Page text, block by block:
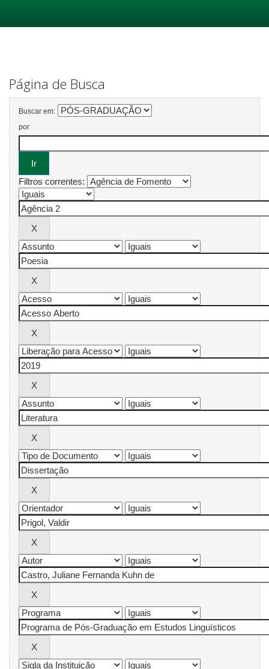
Página de Busca
Buscar em:
por
Filtros correntes: